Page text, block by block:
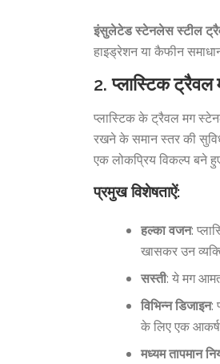
इंसुलेटेड स्टेनलेस स्टील
हाइड्रेशन या कैफीन
2.प्लास्टिक ट्रैवल
प्लास्टिक के ट्रैवल मग
रखने के समान स्तर की
एक लोकप्रिय विकल्प बने
प्रमुख विशेषताऐं:
हल्का वजन:
खासकर उन
सस्ती: ये मग
विभिन्न डिजाइन:
के लिए एक
मध्यम तापमान